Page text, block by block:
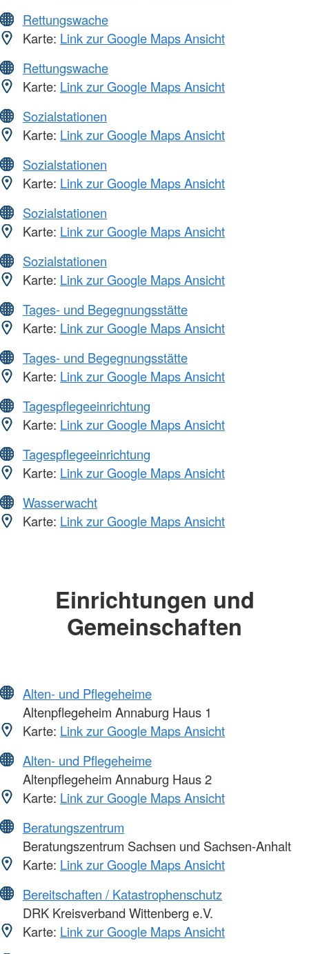
Rettungswache
Karte: Link zur Google Maps Ansicht
Rettungswache
Karte: Link zur Google Maps Ansicht
Sozialstationen
Karte: Link zur Google Maps Ansicht
Sozialstationen
Karte: Link zur Google Maps Ansicht
Sozialstationen
Karte: Link zur Google Maps Ansicht
Sozialstationen
Karte: Link zur Google Maps Ansicht
Tages- und Begegnungsstätte
Karte: Link zur Google Maps Ansicht
Tages- und Begegnungsstätte
Karte: Link zur Google Maps Ansicht
Tagespflegeeinrichtung
Karte: Link zur Google Maps Ansicht
Tagespflegeeinrichtung
Karte: Link zur Google Maps Ansicht
Wasserwacht
Karte: Link zur Google Maps Ansicht
Einrichtungen und
Gemeinschaften
Alten- und Pflegeheime
Altenpflegeheim Annaburg Haus 1
Karte: Link zur Google Maps Ansicht
Alten- und Pflegeheime
Altenpflegeheim Annaburg Haus 2
Karte: Link zur Google Maps Ansicht
Beratungszentrum
Beratungszentrum Sachsen und Sachsen-Anhalt
Karte: Link zur Google Maps Ansicht
Bereitschaften / Katastrophenschutz
DRK Kreisverband Wittenberg e.V.
Karte: Link zur Google Maps Ansicht